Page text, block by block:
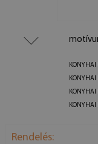
KONYHAI
KONYHAI
KONYHAI
KONYHAI
Rendelés: